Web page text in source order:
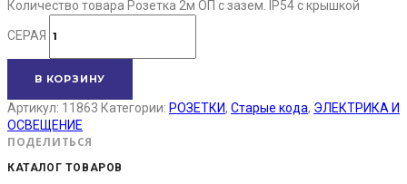
Количество товара Розетка 2м ОП с зазем. IP54 c крышкой
СЕРАЯ
В КОРЗИНУ
Артикул: 11863 Категории: РОЗЕТКИ, Старые кода, ЭЛЕКТРИКА И
ОСВЕЩЕНИЕ
ПОДЕЛИТЬСЯ
КАТАЛОГ ТОВАРОВ